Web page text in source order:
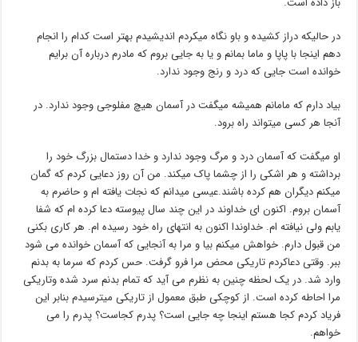
در حالیکه دراز کشیده و باو نگاه میکردم اندیشیدم بهتر است کدام را انجام
دهم اینجا با پاپا و ماما بمانم و یا به جایی بروم که مادرم درباره آن برایم
خوانده است جایی که درد و رنج وجود ندارد.
بیاد دارم که مامانم همیشه میگفت در آسمان هیچ مفلوجی وجود ندارد. در
آنجا هر کسی میتواند راه برود.
او میگفت که آسمان درد و مرگ وجود ندارد و خدا دستمال بزرگ خود را
برداشته و هر اشکی را از چشما پاک میکند. من آن روز دعایی کردم که گمان
میکنم دیگران هم کرده باشند.عیسی میدانم که نجات یافته ام و حاضرم به
آسمان بروم. اکنون ای خداوند در این چند سال پیوسته دعا کرده ام که شفا
یابم ولی نیافته ام. خداوندا اکنون به انتهای راه خود رسیده ام. هر کاری بکنی
من قبول دارم. خواهش میکنم بیا و مرا به آنجایی که آسمان خوانده می شود
ببر. وقتی دعاکردم تاریکی محض مرا فرو گرفت. حس کردم که سرما به بدنم
وارد شد. در یک لحظه چنین به نظرم می آید که تمام بدنم سرد شده وتاریکی
مرا احاطه کرده است. از کوچکی طبق معمول از تاریکی میترسیدم بنابر این
فریاد کردم کجا هستم اینجا چه جایی است؟ پدرم کجاست؟ پدرم را می
خواهم.